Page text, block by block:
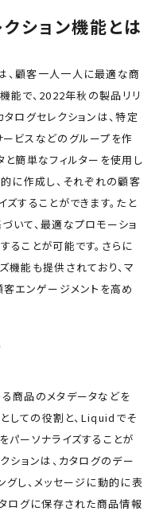
ション機能とは
、顧客一人一人に最適な商
能で、2022年秋の製品リリ
ログセレクションは、特定
ビスなどのグループを作
簡単なフィルターを使用し
に作成し、それぞれの顧客
することができます。たと
いて、最適なプロモーショ
ることが可能です。さらに
能も提供されており、マ
客エンゲージメントを高め
商品のメタデータなどを
しての役割と、Liquidでそ
パーソナライズすることが
ションは、カタログのデー
し、メッセージに動的に表
ログに保存された商品情報